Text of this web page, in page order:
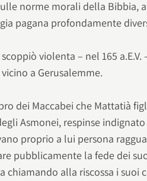
norme morali della Bibbia,
pagana profondamente
violenta – nel 165
a Gerusalemme.
dei Maccabei che Mattatià
Asmonei, respinse
proprio a lui persona
pubblicamente la fede dei
chiamando alla riscossa i